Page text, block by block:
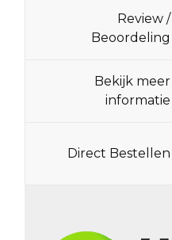
Review /
Beoordeling
Bekijk meer
informatie
Direct Bestellen